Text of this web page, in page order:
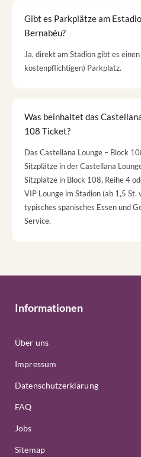
Gibt es Parkplätze am
Bernabéu?
Ja, direkt am Stadion gibt es
kostenpflichtigen) Parkplatz.
Was beinhaltet das
108 Ticket?
Das Castellana Lounge – Block
Sitzplätze in der Castellana
Sitzplätze in Block 108, Reihe 4
VIP Lounge im Stadion (ab 1,5
typisches spanisches Essen und
Service.
Informationen
Über uns
Impressum
Datenschutzerklärung
FAQ
Jobs
Sitemap